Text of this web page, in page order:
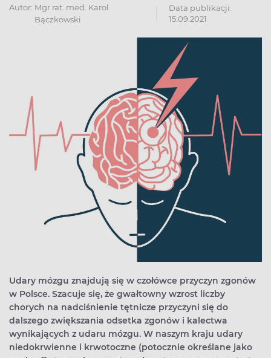
Autor: Mgr rat. med. Karol
Bączkowski
Data publikacji:
15.09.2021
Udary mózgu znajdują się w czołówce przyczyn zgonów
w Polsce. Szacuje się, że gwałtowny wzrost liczby
chorych na nadciśnienie tętnicze przyczyni się do
dalszego zwiększania odsetka zgonów i kalectwa
wynikających z udaru mózgu. W naszym kraju udary
niedokrwienne i krwotoczne (potocznie określane jako